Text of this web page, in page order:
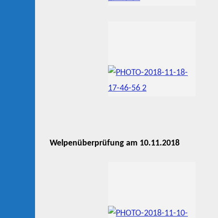
Welpenüberprüfung am 10.11.2018